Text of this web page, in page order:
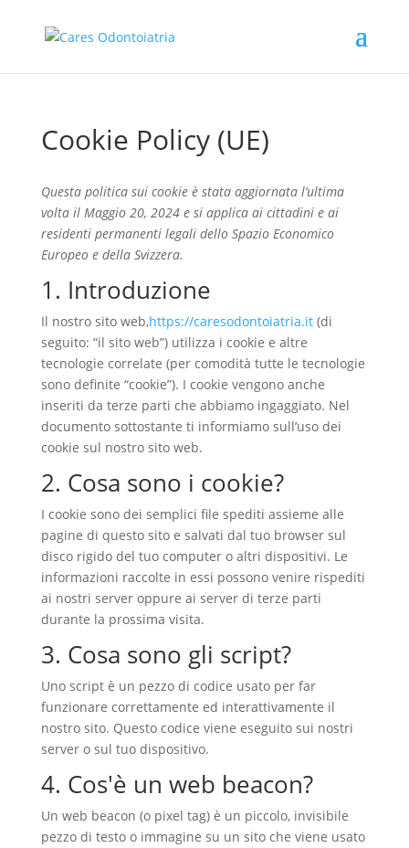
Cookie Policy (UE)
Questa politica sui cookie è stata aggiornata l’ultima
volta il Maggio 20, 2024 e si applica ai cittadini e ai
residenti permanenti legali dello Spazio Economico
Europeo e della Svizzera.
1. Introduzione
Il nostro sito web,https://caresodontoiatria.it(di
seguito: “il sito web”) utilizza i cookie e altre
tecnologie correlate (per comodità tutte le tecnologie
sono definite “cookie”). I cookie vengono anche
inseriti da terze parti che abbiamo ingaggiato. Nel
documento sottostante ti informiamo sull’uso dei
cookie sul nostro sito web.
2. Cosa sono i cookie?
I cookie sono dei semplici file spediti assieme alle
pagine di questo sito e salvati dal tuo browser sul
disco rigido del tuo computer o altri dispositivi. Le
informazioni raccolte in essi possono venire rispediti
ai nostri server oppure ai server di terze parti
durante la prossima visita.
3. Cosa sono gli script?
Uno script è un pezzo di codice usato per far
funzionare correttamente ed interattivamente il
nostro sito. Questo codice viene eseguito sui nostri
server o sul tuo dispositivo.
4. Cos'è un web beacon?
Un web beacon (o pixel tag) è un piccolo, invisibile
pezzo di testo o immagine su un sito che viene usato